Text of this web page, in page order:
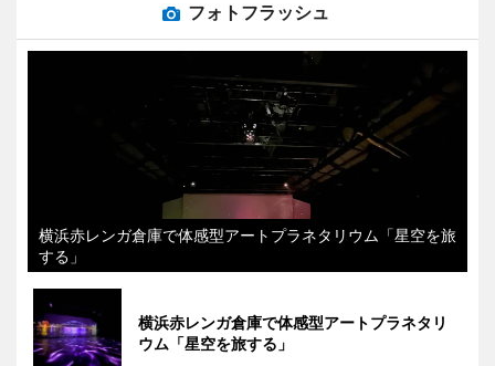
フォトフラッシュ
横浜赤レンガ倉庫で体感型アートプラネタリウム「星空を旅
する」
横浜赤レンガ倉庫で体感型アートプラネタリ
ウム「星空を旅する」